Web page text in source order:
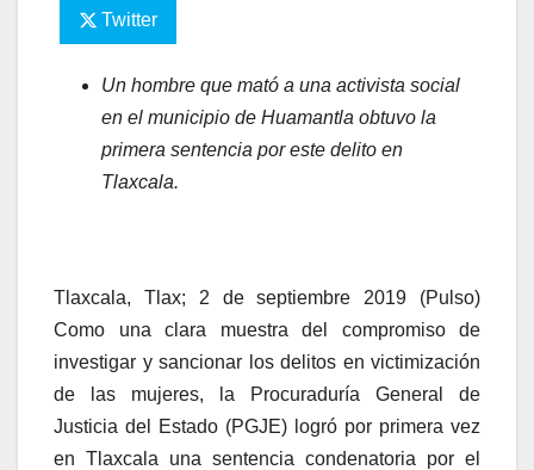
Twitter
Un hombre que mató a una activista social
en el municipio de Huamantla obtuvo la
primera sentencia por este delito en
Tlaxcala.
Tlaxcala, Tlax; 2 de septiembre 2019 (Pulso)
Como una clara muestra del compromiso de
investigar y sancionar los delitos en victimización
de las mujeres, la Procuraduría General de
Justicia del Estado (PGJE) logró por primera vez
en Tlaxcala una sentencia condenatoria por el